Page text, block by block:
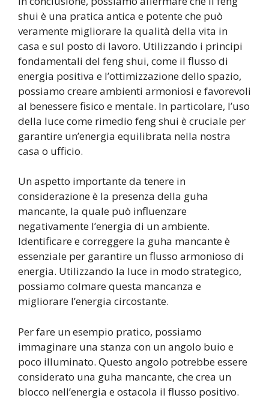
shui è una pratica antica e potente che può
veramente migliorare la qualità della vita in
casa e sul posto di lavoro. Utilizzando i principi
fondamentali del feng shui, come il flusso di
energia positiva e l’ottimizzazione dello spazio,
possiamo creare ambienti armoniosi e favorevoli
al benessere fisico e mentale. In particolare, l’uso
della luce come rimedio feng shui è cruciale per
garantire un’energia equilibrata nella nostra
casa o ufficio.
Un aspetto importante da tenere in
considerazione è la presenza della guha
mancante, la quale può influenzare
negativamente l’energia di un ambiente.
Identificare e correggere la guha mancante è
essenziale per garantire un flusso armonioso di
energia. Utilizzando la luce in modo strategico,
possiamo colmare questa mancanza e
migliorare l’energia circostante.
Per fare un esempio pratico, possiamo
immaginare una stanza con un angolo buio e
poco illuminato. Questo angolo potrebbe essere
considerato una guha mancante, che crea un
blocco nell’energia e ostacola il flusso positivo.